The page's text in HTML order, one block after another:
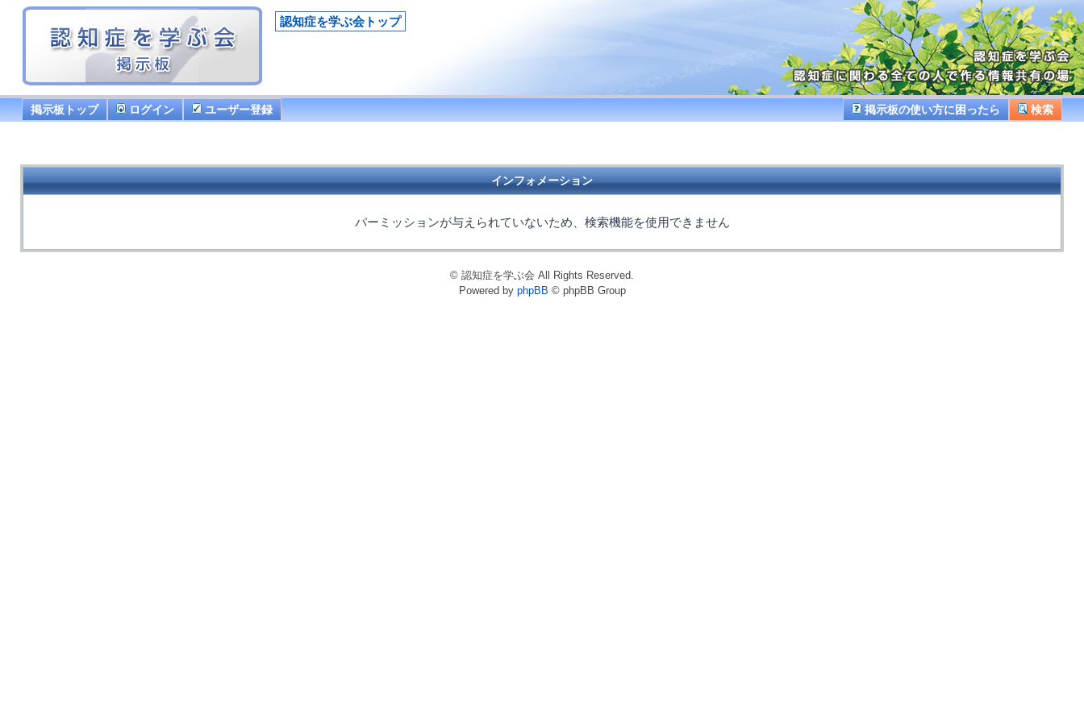
認知症を学ぶ会トップ
掲示板トップ ログイン ユーザー登録 掲示板の使い方に困ったら 検索
インフォメーション
パーミッションが与えられていないため、検索機能を使用できません
© 認知症を学ぶ会 All Rights Reserved.
Powered by phpBB © phpBB Group